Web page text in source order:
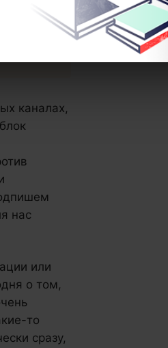
каналах,
нас
или
о том,
то
сразу,